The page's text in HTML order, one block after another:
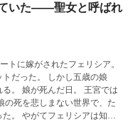
いた――聖女と呼ばれ
トに嫁がされたフェリシア。
かし五歳の娘
では
は知